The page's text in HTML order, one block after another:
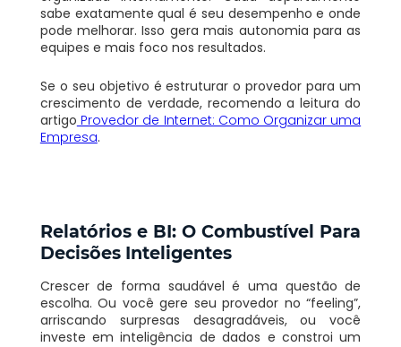
sabe exatamente qual é seu desempenho e onde
pode melhorar. Isso gera mais autonomia para as
equipes e mais foco nos resultados.
Se o seu objetivo é estruturar o provedor para um
crescimento de verdade, recomendo a leitura do
artigo Provedor de Internet: Como Organizar uma
Empresa.
Relatórios e BI: O Combustível Para
Decisões Inteligentes
Crescer de forma saudável é uma questão de
escolha. Ou você gere seu provedor no “feeling”,
arriscando surpresas desagradáveis, ou você
investe em inteligência de dados e constroi um